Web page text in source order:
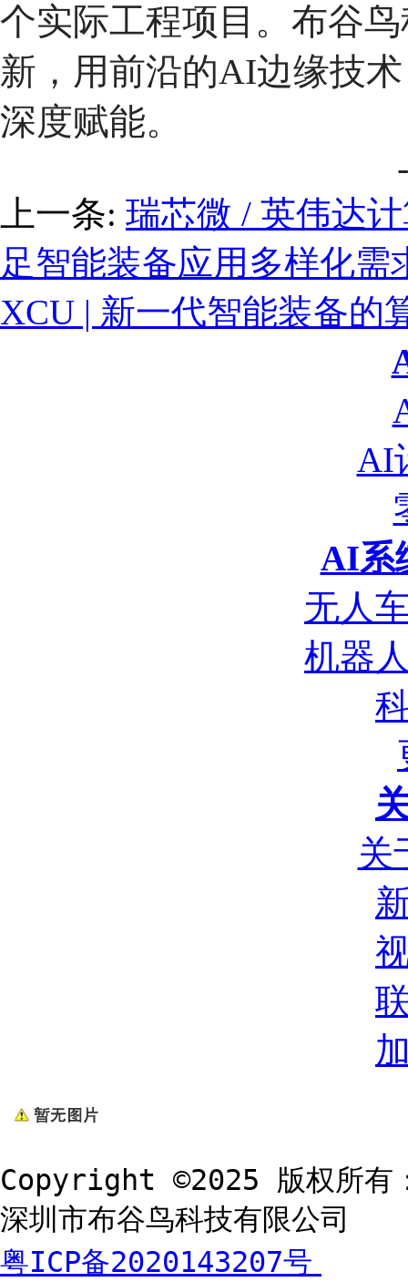
个实际工程项目。布谷
新，用前沿的AI边缘技
深度赋能。
上一条: 瑞芯微 / 英伟达
足智能装备应用多样化
XCU | 新一代智能装备的
AI
AI系
无人
机器
关
Copyright ©2025 版权所有
深圳市布谷鸟科技有限公司
粤ICP备2020143207号